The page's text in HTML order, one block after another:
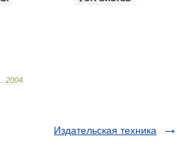
2004
Издательская техника